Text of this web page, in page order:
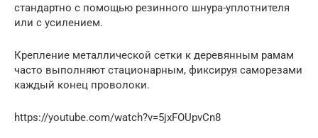
стандартно с помощью резинного шнура-уплотнителя
или с усилением.
Крепление металлической сетки к деревянным рамам
часто выполняют стационарным, фиксируя саморезами
каждый конец проволоки.
https://youtube.com/watch?v=5jxFOUpvCn8